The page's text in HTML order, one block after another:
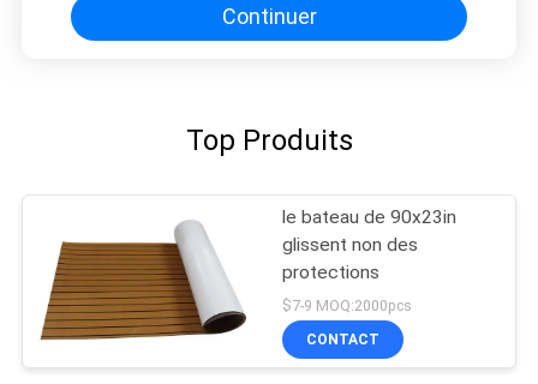
Continuer
Top Produits
le bateau de 90x23in
glissent non des
protections
$7-9 MOQ:2000pcs
CONTACT